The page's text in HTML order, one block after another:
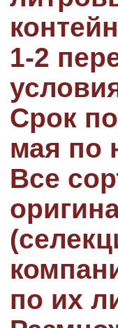
1-2
Срок
мая по
Все
по их